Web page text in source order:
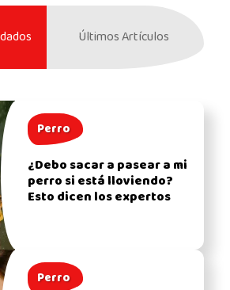
Últimos Artículos
Perro
¿Debo sacar a pasear a mi
perro si está lloviendo?
Esto dicen los expertos
Perro